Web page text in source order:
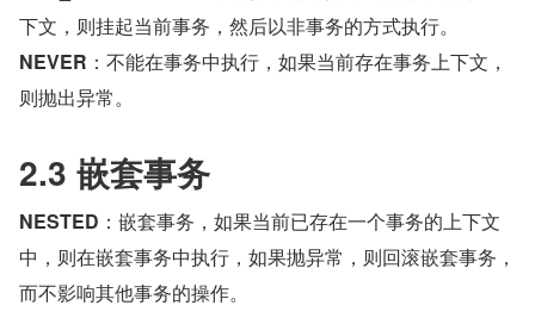
下文，则挂起当前事务，然后以非事务的方式执行。
NEVER ：不能在事务中执行，如果当前存在事务上下文，
则抛出异常。
2.3 嵌套事务
NESTED ：嵌套事务，如果当前已存在一个事务的上下文
中，则在嵌套事务中执行，如果抛异常，则回滚嵌套事务，
而不影响其他事务的操作。